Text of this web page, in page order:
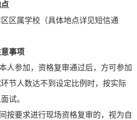
属学校（具体地点详见短信通
事项
参加，资格复审通过后，方可参加
节人数达不到设定比例时，按实际
试。
要求进行现场资格复审的，视为自